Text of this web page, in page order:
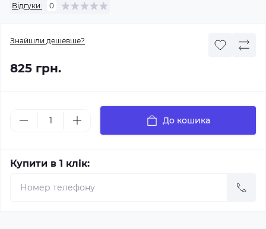
Відгуки: 0
Знайшли дешевше?
825 грн.
До кошика
Купити в 1 клік: